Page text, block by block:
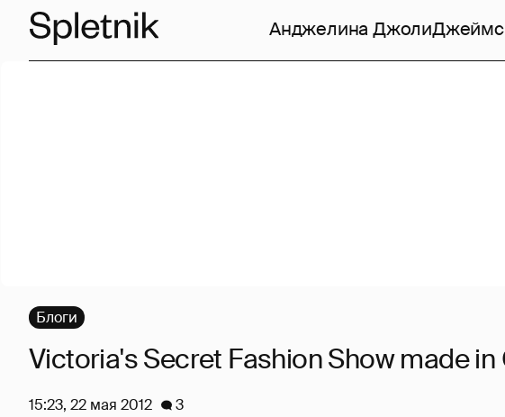
Анджелина Джоли
Блоги
Victoria's Secret Fashion Show made in
15:23, 22 мая 2012
3